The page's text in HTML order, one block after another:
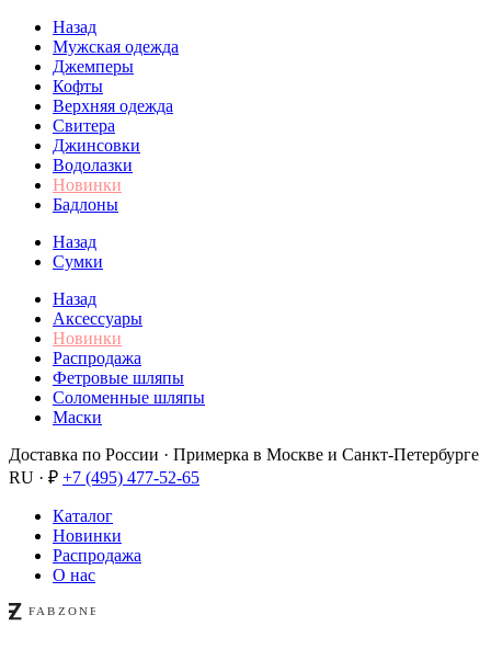
Назад
Мужская одежда
Джемперы
Кофты
Верхняя одежда
Свитера
Джинсовки
Водолазки
Новинки
Бадлоны
Назад
Сумки
Назад
Аксессуары
Новинки
Распродажа
Фетровые шляпы
Соломенные шляпы
Маски
Доставка по России · Примерка в Москве и Санкт-Петербурге
RU · ₽ +7 (495) 477-52-65
Каталог
Новинки
Распродажа
О нас